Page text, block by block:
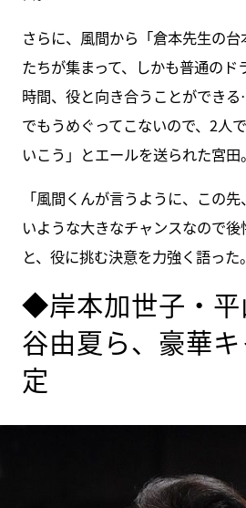
さらに、風間から「倉本先生の
たちが集まって、しかも普通のド
時間、役と向き合うことができ
でもうめぐってこないので、2人
いこう」とエールを送られた宮田。
「風間くんが言うように、この
いような大きなチャンスなので後
と、役に挑む決意を力強く語った。
◆岸本加世子・平
谷由夏ら、豪華
定